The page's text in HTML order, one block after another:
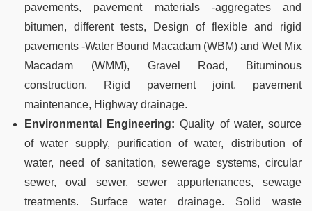
pavements, pavement materials -aggregates and
bitumen, different tests, Design of flexible and rigid
pavements -Water Bound Macadam (WBM) and Wet Mix
Macadam (WMM), Gravel Road, Bituminous
construction, Rigid pavement joint, pavement
maintenance, Highway drainage.
Environmental Engineering: Quality of water, source
of water supply, purification of water, distribution of
water, need of sanitation, sewerage systems, circular
sewer, oval sewer, sewer appurtenances, sewage
treatments. Surface water drainage. Solid waste